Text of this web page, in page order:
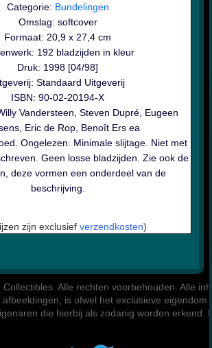
Categorie: Bundelingen
Omslag: softcover
Formaat: 20,9 x 27,4 cm
192 bladzijden in kleur
Druk: 1998 [04/98]
Standaard Uitgeverij
ISBN: 90-02-20194-X
Vandersteen, Steven Dupré, Eugeen
Eric de Rop, Benoît Ers ea
Ongelezen. Minimale slijtage. Niet met
Geen losse bladzijden. Zie ook de
deze vormen een onderdeel van de
beschrijving.
zijn exclusiefverzendkosten)
Collectibles. Alle rechten voorbehouden. Alle
is ofwel het exclusieve
die hierbij als zodanig worden